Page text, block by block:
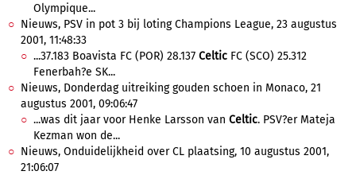
Olympique...
Nieuws, PSV in pot 3 bij loting Champions League, 23 augustus
2001, 11:48:33
...37.183 Boavista FC (POR) 28.137 Celtic FC (SCO) 25.312
Fenerbah?e SK...
Nieuws, Donderdag uitreiking gouden schoen in Monaco, 21
augustus 2001, 09:06:47
...was dit jaar voor Henke Larsson van Celtic. PSV?er Mateja
Kezman won de...
Nieuws, Onduidelijkheid over CL plaatsing, 10 augustus 2001,
21:06:07